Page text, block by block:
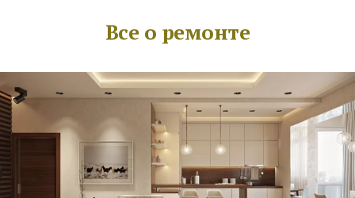
Все о ремонте